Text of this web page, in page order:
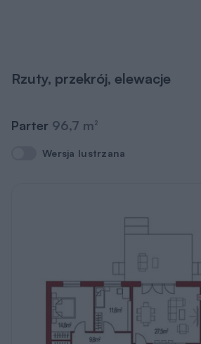
Rzuty, przekrój, elewacje
Parter 96,7 m2
Wersja lustrzana
Wersja lustrzana